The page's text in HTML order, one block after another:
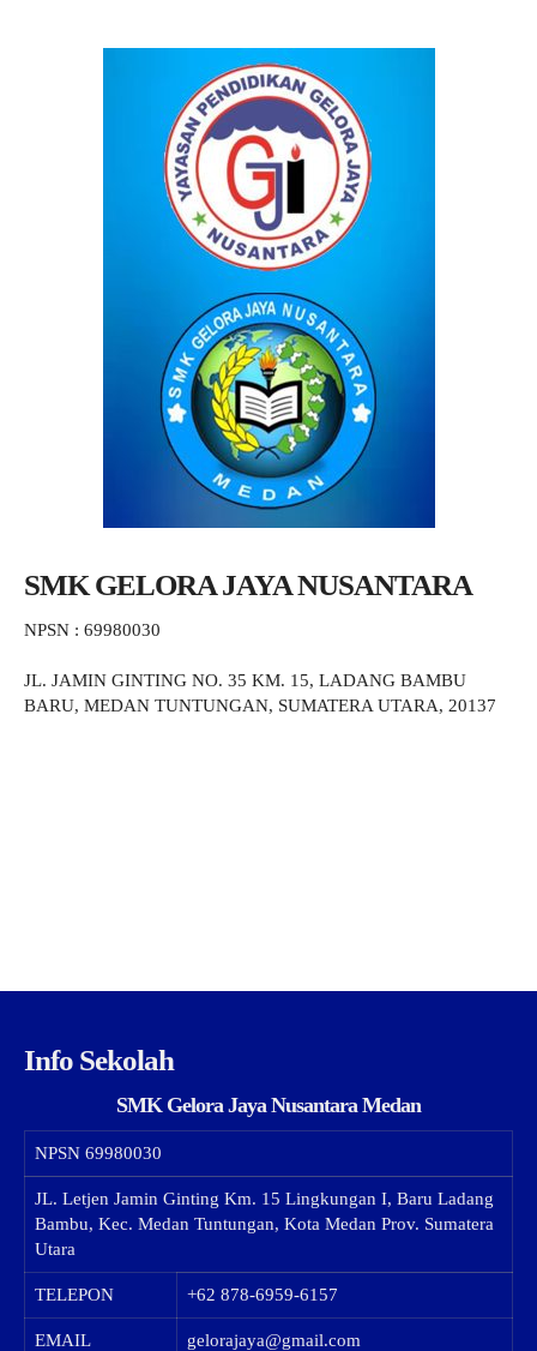
SMK GELORA JAYA NUSANTARA
NPSN : 69980030
JL. JAMIN GINTING NO. 35 KM. 15, LADANG BAMBU
BARU, MEDAN TUNTUNGAN, SUMATERA UTARA, 20137
Info Sekolah
SMK Gelora Jaya Nusantara Medan
NPSN 69980030
JL. Letjen Jamin Ginting Km. 15 Lingkungan I, Baru Ladang
Bambu, Kec. Medan Tuntungan, Kota Medan Prov. Sumatera
Utara
TELEPON +62 878-6959-6157
EMAIL gelorajaya@gmail.com